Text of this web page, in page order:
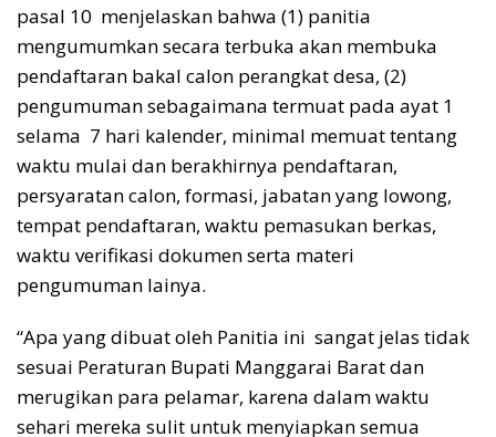
pasal 10 menjelaskan bahwa (1) panitia
mengumumkan secara terbuka akan membuka
pendaftaran bakal calon perangkat desa, (2)
pengumuman sebagaimana termuat pada ayat 1
selama 7 hari kalender, minimal memuat tentang
waktu mulai dan berakhirnya pendaftaran,
persyaratan calon, formasi, jabatan yang lowong,
tempat pendaftaran, waktu pemasukan berkas,
waktu verifikasi dokumen serta materi
pengumuman lainya.
“Apa yang dibuat oleh Panitia ini sangat jelas tidak
sesuai Peraturan Bupati Manggarai Barat dan
merugikan para pelamar, karena dalam waktu
sehari mereka sulit untuk menyiapkan semua